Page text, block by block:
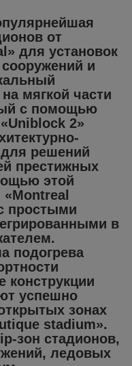
от
для установок
и
мягкой части
с помощью
2»
для решений
престижных
этой
простыми
в
подогрева
конструкции
успешно
зонах
stadium».
зон стадионов,
ледовых